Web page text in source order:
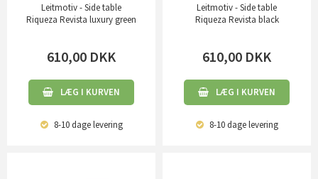
Leitmotiv - Side table
Riqueza Revista luxury green
610,00 DKK
LÆG I KURVEN
8-10 dagelevering
Leitmotiv - Side table
Riqueza Revista black
610,00 DKK
LÆG I KURVEN
8-10 dagelevering